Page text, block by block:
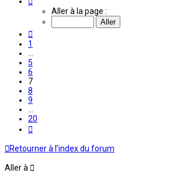
Aller à la page :
1
5
6
7
8
9
20
Retourner à l’index du forum
Aller à